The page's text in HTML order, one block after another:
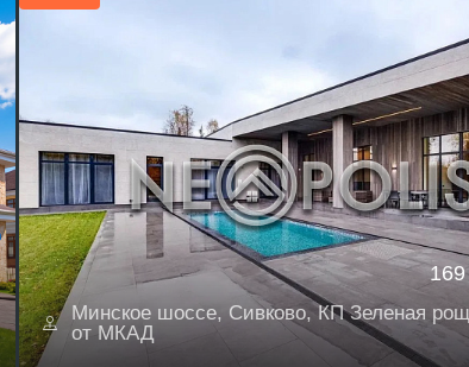
Минское шоссе, Сивково, КП Зеленая
от МКАД